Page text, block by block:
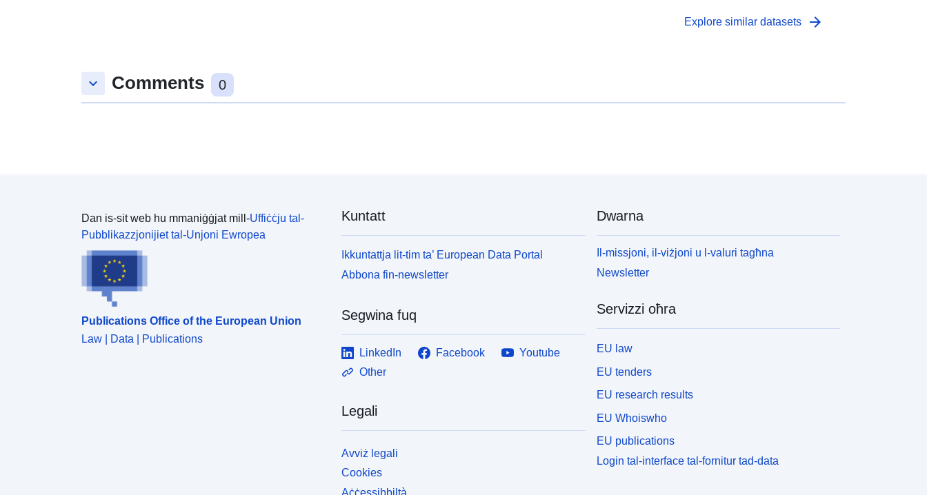
Explore similar datasets arrow_forward
keyboard_arrow_down Comments 0
Dan is-sit web hu mmaniġġjat mill-Uffiċċju tal-
Pubblikazzjonijiet tal-Unjoni Ewropea
Publications Office of the European Union
Law | Data | Publications
Kuntatt
Ikkuntattja lit-tim ta’ European Data Portal
Abbona fin-newsletter
Segwina fuq
LinkedIn Facebook
Youtube
Other
Legali
Avviż legali
Cookies
Aċċessibbiltà
Dwarna
Il-missjoni, il-viżjoni u l-valuri tagħna
Newsletter
Servizzi oħra
EU law
EU tenders
EU research results
EU Whoiswho
EU publications
Login tal-interface tal-fornitur tad-data